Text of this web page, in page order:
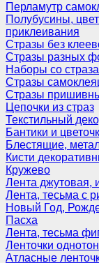
Перламутр
Полубусины,
приклеивания
Стразы без
Стразы разных
Наборы со
Стразы
Стразы
Цепочки из страз
Текстильный
Бантики и
Блестящие,
Кисти
Кружево
Лента джутовая,
Лента, тесьма с
Новый Год,
Пасха
Лента, тесьма
Ленточки
Атласные